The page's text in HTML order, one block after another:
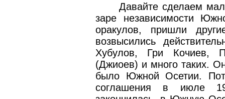
Давайте сделаем
заре независимости
оракулов, пришли
возвысились
Хубулов, Гри Кочиев,
(Джиоев) и много таких.
было Южной Осетии.
соглашения в июле